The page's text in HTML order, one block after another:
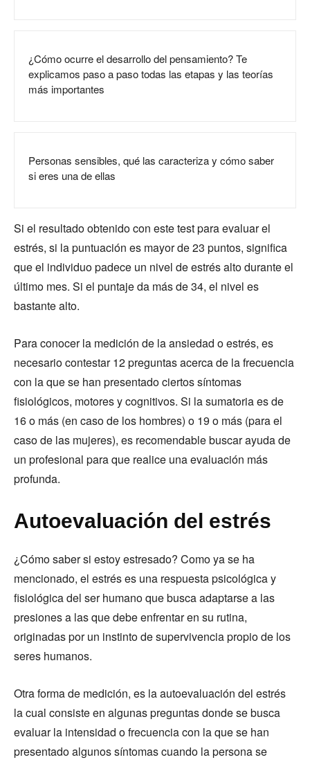
¿Cómo ocurre el desarrollo del pensamiento? Te
explicamos paso a paso todas las etapas y las teorías
más importantes
Personas sensibles, qué las caracteriza y cómo saber
si eres una de ellas
Si el resultado obtenido con este test para evaluar el
estrés, si la puntuación es mayor de 23 puntos, significa
que el individuo padece un nivel de estrés alto durante el
último mes. Si el puntaje da más de 34, el nivel es
bastante alto.
Para conocer la medición de la ansiedad o estrés, es
necesario contestar 12 preguntas acerca de la frecuencia
con la que se han presentado ciertos síntomas
fisiológicos, motores y cognitivos. Si la sumatoria es de
16 o más (en caso de los hombres) o 19 o más (para el
caso de las mujeres), es recomendable buscar ayuda de
un profesional para que realice una evaluación más
profunda.
Autoevaluación del estrés
¿Cómo saber si estoy estresado? Como ya se ha
mencionado, el estrés es una respuesta psicológica y
fisiológica del ser humano que busca adaptarse a las
presiones a las que debe enfrentar en su rutina,
originadas por un instinto de supervivencia propio de los
seres humanos.
Otra forma de medición, es la autoevaluación del estrés
la cual consiste en algunas preguntas donde se busca
evaluar la intensidad o frecuencia con la que se han
presentado algunos síntomas cuando la persona se